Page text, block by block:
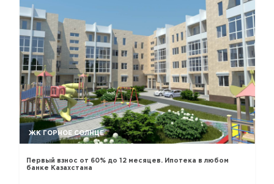
ЖК ГОРНОЕ СОЛНЦЕ
Первый взнос от 60% до 12 месяцев. Ипотека в любом
банке Казахстана